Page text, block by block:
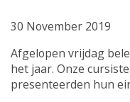
30 November 2019
Afgelopen vrijdag
het jaar. Onze
presenteerden hun